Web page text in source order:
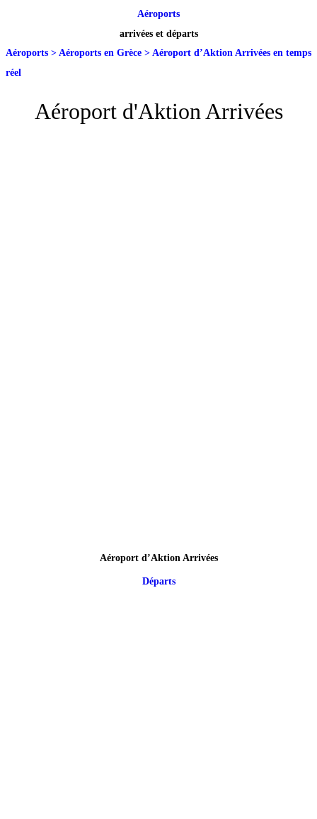
Aéroports
arrivées et départs
Aéroports > Aéroports en Grèce > Aéroport d’Aktion Arrivées en temps
réel
Aéroport d'Aktion Arrivées
Aéroport d’Aktion Arrivées
Départs